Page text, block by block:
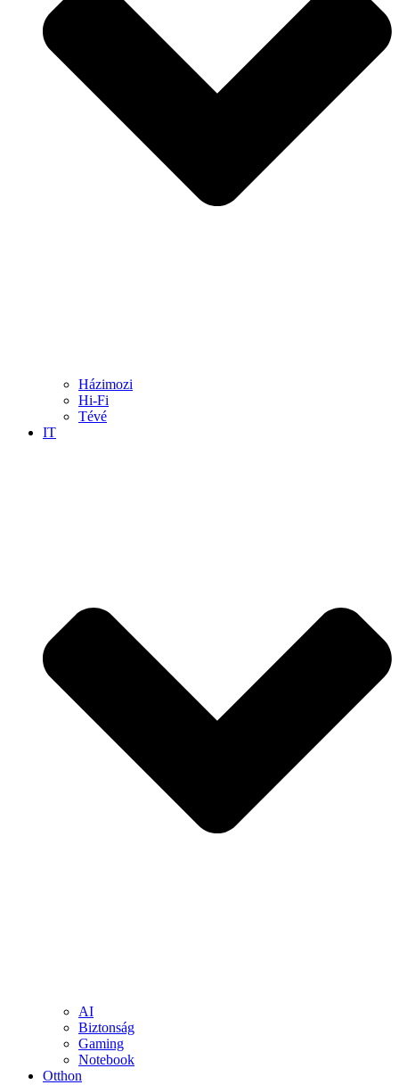
Házimozi
Hi-Fi
Tévé
IT
AI
Biztonság
Gaming
Notebook
Otthon